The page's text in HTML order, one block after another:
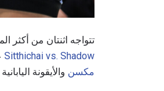
تتواجه اثنتان من أكثر
Sitthichai vs. Shadow
مكسن والأيقونة اليابانية